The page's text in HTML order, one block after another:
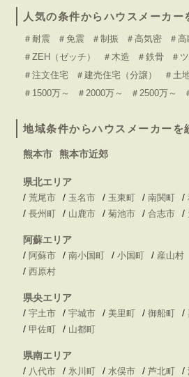
人気の条件からハウスメーカー
＃耐震 ＃免震 ＃制振 ＃高気密
＃
＃ZEH（ゼッチ）
＃木造 ＃鉄骨 ＃
＃注文住宅
＃建売住宅（分譲） ＃土
＃1500万～
＃2000万～ ＃2500万～
地域条件からハウスメーカーを
熊本市 熊本市近郊
県北エリア
/ 荒尾市 / 玉名市 / 玉東町 / 南関町 /
/ 長州町 / 山鹿市 / 菊池市 / 合志市 /
阿蘇エリア
/ 阿蘇市 / 南小国町 / 小国町 / 産山村
/ 西原村
県央エリア
/ 宇土市 / 宇城市 / 美里町 / 御船町 /
/ 甲佐町 / 山都町
県南エリア
/ 八代市 / 氷川町 / 水俣市 / 芦北町 /